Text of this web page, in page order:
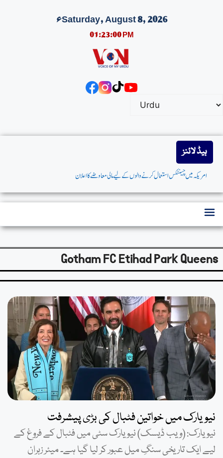
Saturday, August 8, 2026ء
01:23:01 PM
ہیڈ لائنز
امریکہ میں چینٹکس استعمال کرنے والوں کے لیے مالی معاوضے کا اعلان
Gotham FC Etihad Park Queens
نیویارک میں خواتین فٹبال کی بڑی پیشرفت
نیویارک: (ویب ڈیسک) نیویارک سٹی میں فٹبال کے فروغ کے
لیے ایک تاریخی سنگِ میل عبور کر لیا گیا ہے۔ میئر زہران